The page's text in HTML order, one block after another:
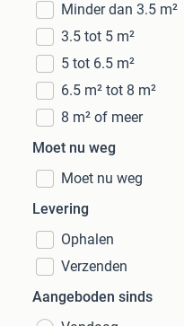
Minder dan 3.5 m²
3.5 tot 5 m²
5 tot 6.5 m²
6.5 m² tot 8 m²
8 m² of meer
Moet nu weg
Moet nu weg
Levering
Ophalen
Verzenden
Aangeboden sinds